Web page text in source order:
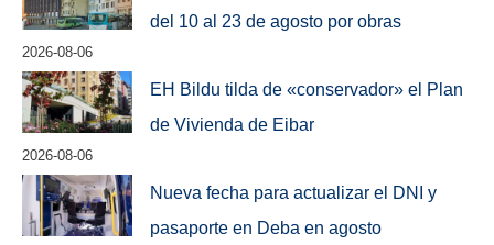
del 10 al 23 de agosto por obras
2026-08-06
EH Bildu tilda de «conservador» el Plan
de Vivienda de Eibar
2026-08-06
Nueva fecha para actualizar el DNI y
pasaporte en Deba en agosto